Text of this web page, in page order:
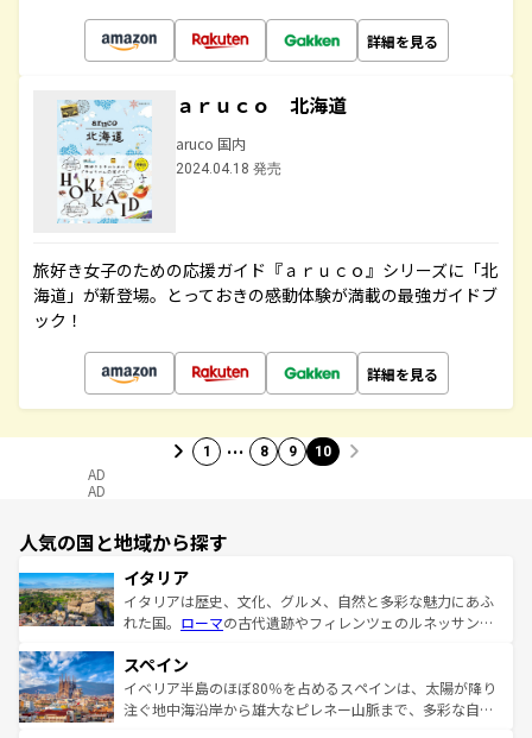
詳細を見る
ａｒｕｃｏ 北海道
aruco 国内
2024.04.18 発売
旅好き女子のための応援ガイド『ａｒｕｃｏ』シリーズに「北
海道」が新登場。とっておきの感動体験が満載の最強ガイドブ
ック！
詳細を見る
1 … 8 9 10
AD
AD
人気の国と地域から探す
イタリア
イタリアは歴史、文化、グルメ、自然と多彩な魅力にあふ
れた国。 ローマの古代遺跡やフィレンツェのルネッサンス
ろん、トスカーナの美しい田園風景やアマルフィ海岸の絶
景など、自然景観も見逃せない。観光の合間には、本場の
ピザやパスタなど、絶品のイタリア料理を堪能することも
スペイン
イベリア半島のほぼ80％を占めるスペインは、太陽が降り
注ぐ地中海沿岸から雄大なピレネー山脈まで、多彩な自然